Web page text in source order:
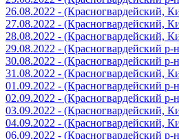
26.08.2022 - (Красногвардейский,
27.08.2022 - (Красногвардейский,
28.08.2022 - (Красногвардейский,
29.08.2022 - (Красногвардейский
30.08.2022 - (Красногвардейский
31.08.2022 - (Красногвардейский,
01.09.2022 - (Красногвардейский
02.09.2022 - (Красногвардейский
03.09.2022 - (Красногвардейский,
04.09.2022 - (Красногвардейский,
06.09.2022 - (Красногвардейский